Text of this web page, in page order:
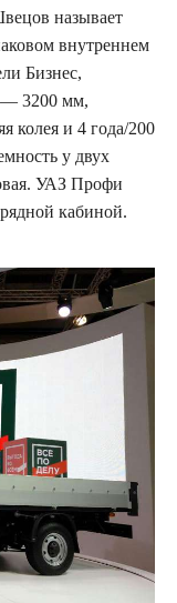
называет
внутреннем
Бизнес,
— 3200 мм,
колея и 4 года/200
у двух
УАЗ Профи
кабиной.